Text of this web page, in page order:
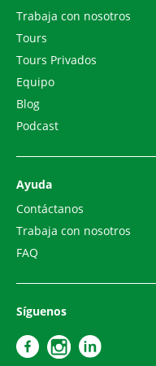
Trabaja con nosotros
Tours
Tours Privados
Equipo
Blog
Podcast
Ayuda
Contáctanos
Trabaja con nosotros
FAQ
Síguenos